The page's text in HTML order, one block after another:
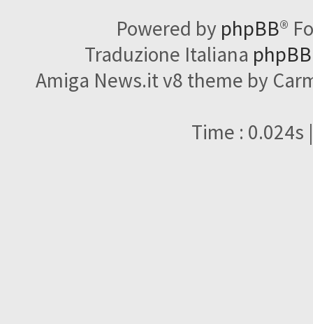
Powered by phpBB®
Traduzione Italiana
Amiga News.it v8 theme by
Time : 0.024s